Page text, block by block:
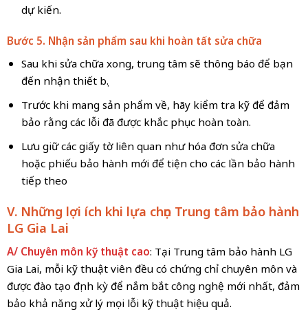
dự kiến.
Bước 5. Nhận sản phẩm sau khi hoàn tất sửa chữa
Sau khi sửa chữa xong, trung tâm sẽ thông báo để bạn
đến nhận thiết bị.
Trước khi mang sản phẩm về, hãy kiểm tra kỹ để đảm
bảo rằng các lỗi đã được khắc phục hoàn toàn.
Lưu giữ các giấy tờ liên quan như hóa đơn sửa chữa
hoặc phiếu bảo hành mới để tiện cho các lần bảo hành
tiếp theo
V. Những lợi ích khi lựa chọn Trung tâm bảo hành
LG Gia Lai
A/ Chuyên môn kỹ thuật cao: Tại Trung tâm bảo hành LG
Gia Lai, mỗi kỹ thuật viên đều có chứng chỉ chuyên môn và
được đào tạo định kỳ để nắm bắt công nghệ mới nhất, đảm
bảo khả năng xử lý mọi lỗi kỹ thuật hiệu quả.